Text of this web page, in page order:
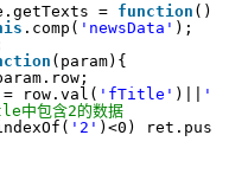
= function (){
.comp( 'newsData' );
(param){
row.val( 'fTitle' )|| ''
包含2的数据
'2' )<0)